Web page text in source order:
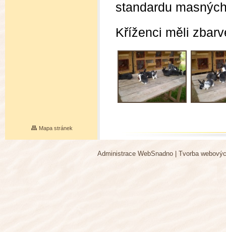
standardu
Kříženci měli
Mapa stránek
Administrace WebSnadno Tvorba